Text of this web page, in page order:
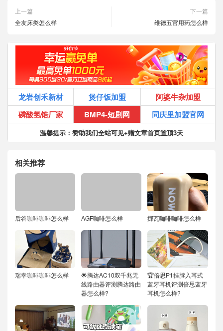
上一篇
全友床类怎么样
下一篇
维德五官用药怎么样
龙岩创禾新材 煲仔饭加盟
阿婆牛杂加盟
磷酸氢锆厂家
BMP4-短剧网 同庆里加盟官网
温馨提示：赞助我们全站可见+赠文章首页置顶3天
相关推荐
后谷咖啡咖啡怎么样 AGF咖啡怎么样 挪瓦咖啡咖啡怎么样
瑞幸咖啡咖啡怎么样
🌟腾达AC10双千兆无
线路由器评测腾达路由
器怎么样?
🏆倍思P1挂脖入耳式
蓝牙耳机评测倍思蓝牙
耳机怎么样?